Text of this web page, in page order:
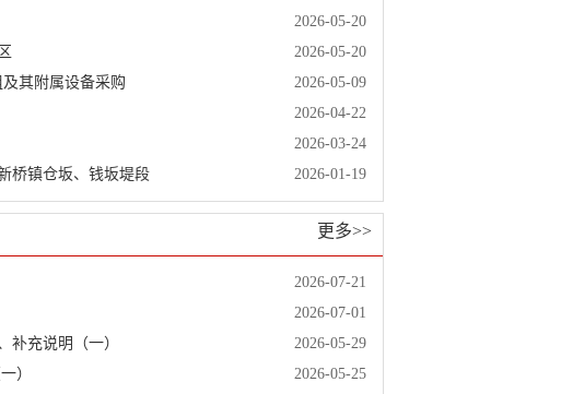
2026-05-20
2026-05-20
及其附属设备采购
2026-05-09
2026-04-22
2026-03-24
桥镇仓坂、钱坂堤段
2026-01-19
更多>>
2026-07-21
2026-07-01
补充说明（一）
2026-05-29
）
2026-05-25